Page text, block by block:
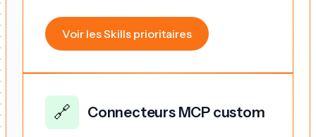
Voir les Skills prioritaires
🔗 Connecteurs MCP custom